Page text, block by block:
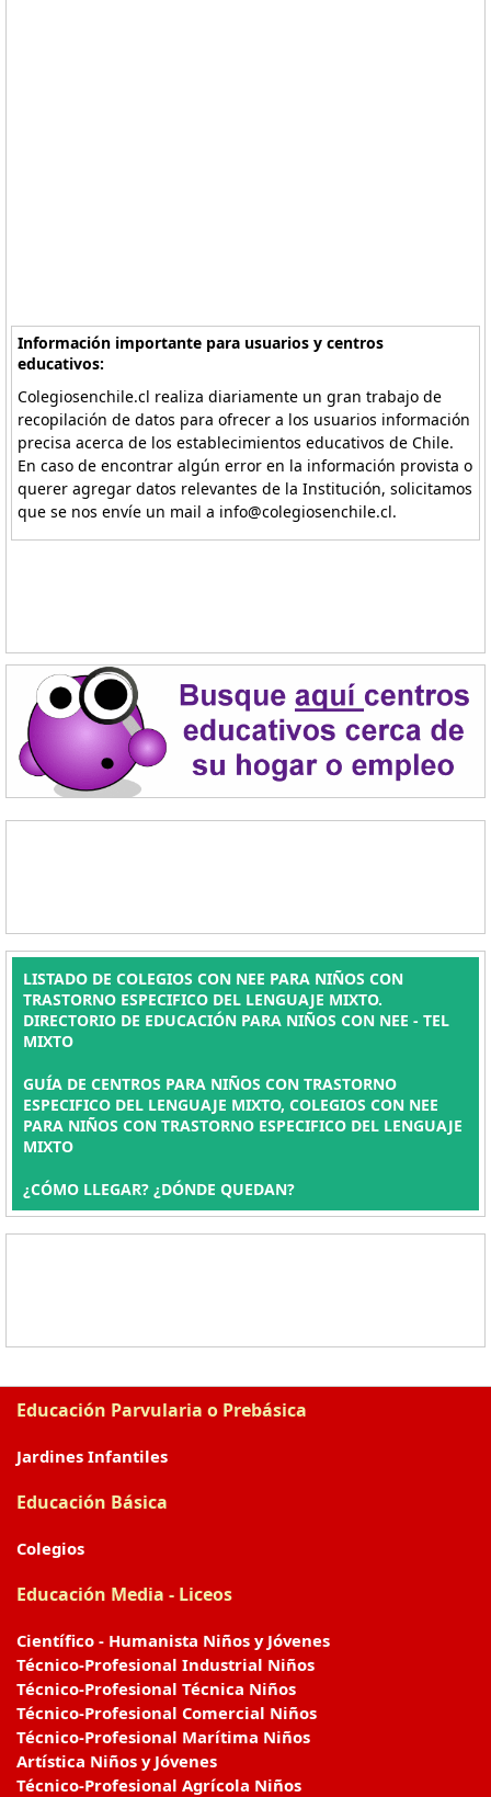
Información importante para usuarios y centros
educativos:
Colegiosenchile.cl realiza diariamente un gran trabajo de
recopilación de datos para ofrecer a los usuarios información
precisa acerca de los establecimientos educativos de Chile.
En caso de encontrar algún error en la información provista o
querer agregar datos relevantes de la Institución, solicitamos
que se nos envíe un mail a info@colegiosenchile.cl.
LISTADO DE COLEGIOS CON NEE PARA NIÑOS CON
TRASTORNO ESPECIFICO DEL LENGUAJE MIXTO.
DIRECTORIO DE EDUCACIÓN PARA NIÑOS CON NEE - TEL
MIXTO
GUÍA DE CENTROS PARA NIÑOS CON TRASTORNO
ESPECIFICO DEL LENGUAJE MIXTO, COLEGIOS CON NEE
PARA NIÑOS CON TRASTORNO ESPECIFICO DEL LENGUAJE
MIXTO
¿CÓMO LLEGAR? ¿DÓNDE QUEDAN?
Educación Parvularia o Prebásica
Jardines Infantiles
Educación Básica
Colegios
Educación Media - Liceos
Científico - Humanista Niños y Jóvenes
Técnico-Profesional Industrial Niños
Técnico-Profesional Técnica Niños
Técnico-Profesional Comercial Niños
Técnico-Profesional Marítima Niños
Artística Niños y Jóvenes
Técnico-Profesional Agrícola Niños